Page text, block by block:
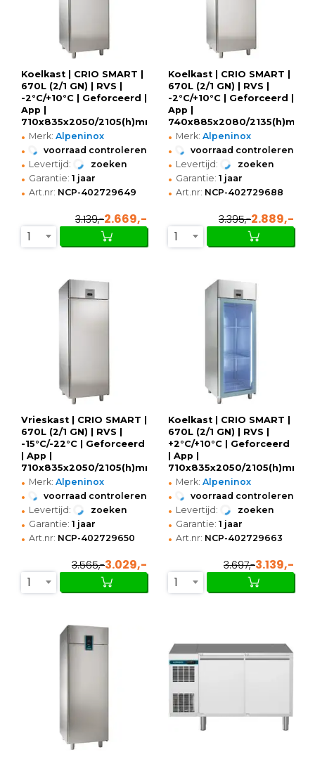
Koelkast | CRIO SMART |
670L (2/1 GN) | RVS |
-2°C/+10°C | Geforceerd |
App |
710x835x2050/2105(h)mm
• Merk: Alpeninox
• voorraad controleren
• Levertijd: zoeken
• Garantie: 1 jaar
• Art.nr: NCP-402729649
3.139,-2.669,-
1
Koelkast | CRIO SMART |
670L (2/1 GN) | RVS |
-2°C/+10°C | Geforceerd |
App |
740x885x2080/2135(h)mm
• Merk: Alpeninox
• voorraad controleren
• Levertijd: zoeken
• Garantie: 1 jaar
• Art.nr: NCP-402729688
3.395,-2.889,-
1
Vrieskast | CRIO SMART |
670L (2/1 GN) | RVS |
-15°C/-22°C | Geforceerd
| App |
710x835x2050/2105(h)mm
• Merk: Alpeninox
• voorraad controleren
• Levertijd: zoeken
• Garantie: 1 jaar
• Art.nr: NCP-402729650
3.565,-3.029,-
1
Koelkast | CRIO SMART |
670L (2/1 GN) | RVS |
+2°C/+10°C | Geforceerd
| App |
710x835x2050/2105(h)mm
• Merk: Alpeninox
• voorraad controleren
• Levertijd: zoeken
• Garantie: 1 jaar
• Art.nr: NCP-402729663
3.697,-3.139,-
1